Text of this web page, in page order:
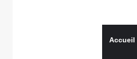
Accueil